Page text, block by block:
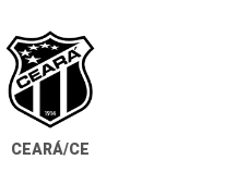
CEARÁ/CE